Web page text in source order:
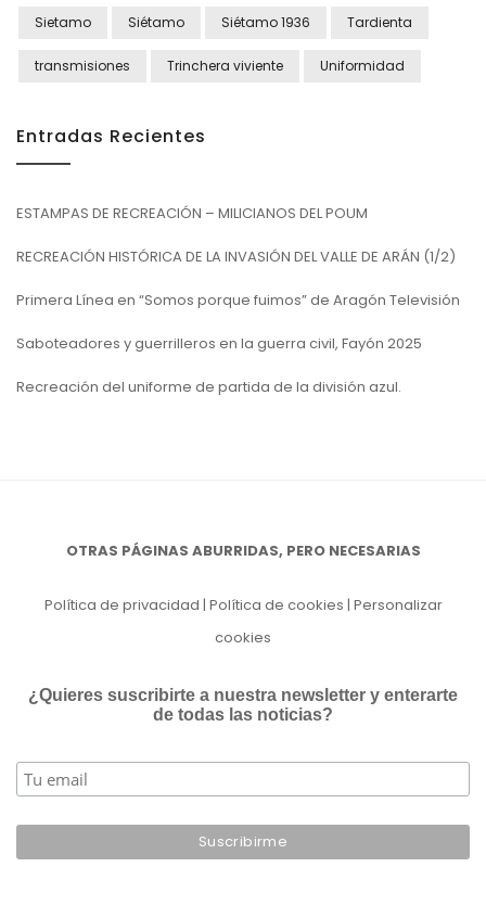
Sietamo Siétamo Siétamo 1936 Tardienta
transmisiones Trinchera viviente Uniformidad
Entradas Recientes
ESTAMPAS DE RECREACIÓN – MILICIANOS DEL POUM
RECREACIÓN HISTÓRICA DE LA INVASIÓN DEL VALLE DE ARÁN (1/2)
Primera Línea en “Somos porque fuimos” de Aragón Televisión
Saboteadores y guerrilleros en la guerra civil, Fayón 2025
Recreación del uniforme de partida de la división azul.
OTRAS PÁGINAS ABURRIDAS, PERO NECESARIAS
Política de privacidad | Política de cookies | Personalizar
cookies
¿Quieres suscribirte a nuestra newsletter y enterarte
de todas las noticias?